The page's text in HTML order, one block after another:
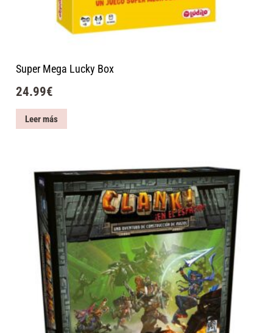
Super Mega Lucky Box
24.99€
Leer más